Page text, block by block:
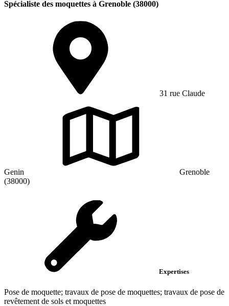
Spécialiste des moquettes à Grenoble (38000)
31 rue Claude
Genin
Grenoble
(38000)
Expertises
Pose de moquette; travaux de pose de moquettes; travaux de pose de
revêtement de sols et moquettes